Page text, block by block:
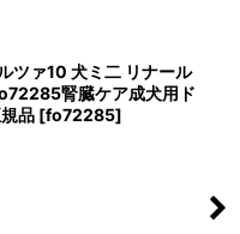
ツァ10 犬ミ二 リナール
腎臓ケア成犬用ド
品 [fo72285]